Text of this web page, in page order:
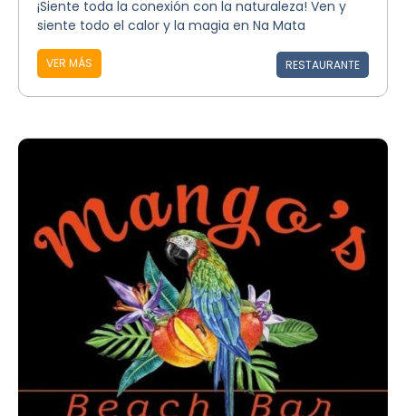
¡Siente toda la conexión con la naturaleza! Ven y
siente todo el calor y la magia en Na Mata
VER MÁS RESTAURANTE